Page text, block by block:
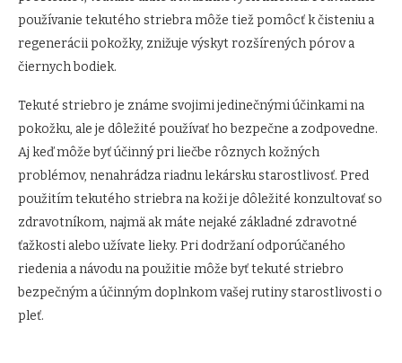
používanie tekutého striebra môže tiež pomôcť k čisteniu a
regenerácii pokožky, znižuje výskyt rozšírených pórov a
čiernych bodiek.
Tekuté striebro je známe svojimi jedinečnými účinkami na
pokožku, ale je dôležité používať ho bezpečne a zodpovedne.
Aj keď môže byť účinný pri liečbe rôznych kožných
problémov, nenahrádza riadnu lekársku starostlivosť. Pred
použitím tekutého striebra na koži je dôležité konzultovať so
zdravotníkom, najmä ak máte nejaké základné zdravotné
ťažkosti alebo užívate lieky. Pri dodržaní odporúčaného
riedenia a návodu na použitie môže byť tekuté striebro
bezpečným a účinným doplnkom vašej rutiny starostlivosti o
pleť.